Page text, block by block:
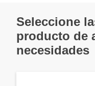
Seleccione
producto de
necesidades